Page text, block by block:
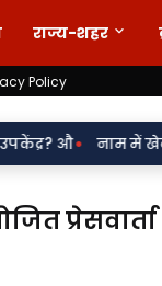
राज्य-शहर
Policy
खेल या नियमों से